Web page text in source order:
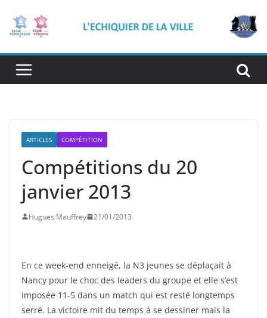
contenu
ARTICLES COMPÉTITION
Compétitions du 20
janvier 2013
Hugues Mauffrey 21/01/2013
En ce week-end enneigé, la N3 jeunes se déplaçait à
Nancy pour le choc des leaders du groupe et elle s’est
imposée 11-5 dans un match qui est resté longtemps
serré. La victoire mit du temps à se dessiner mais la